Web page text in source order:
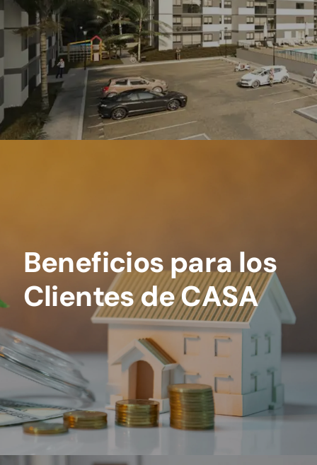
Beneficios para los
Clientes de CASA